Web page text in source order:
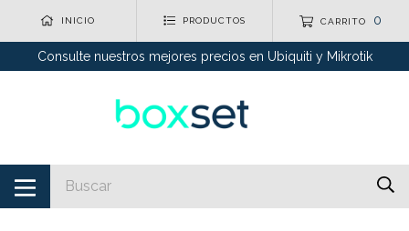
INICIO PRODUCTOS CARRITO 0
Consulte nuestros mejores precios en Ubiquiti y Mikrotik